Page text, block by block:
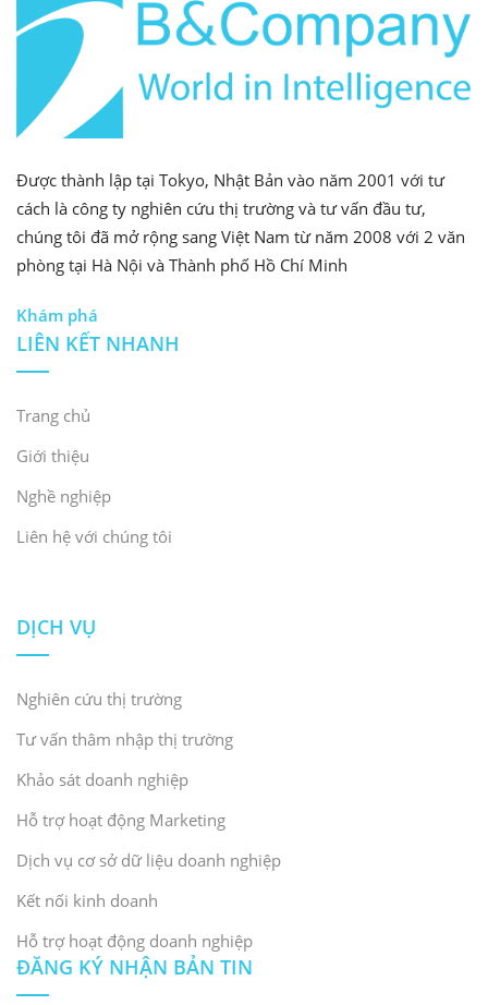
Được thành lập tại Tokyo, Nhật Bản vào năm 2001 với tư
cách là công ty nghiên cứu thị trường và tư vấn đầu tư,
chúng tôi đã mở rộng sang Việt Nam từ năm 2008 với 2 văn
phòng tại Hà Nội và Thành phố Hồ Chí Minh
Khám phá
LIÊN KẾT NHANH
Trang chủ
Giới thiệu
Nghề nghiệp
Liên hệ với chúng tôi
DỊCH VỤ
Nghiên cứu thị trường
Tư vấn thâm nhập thị trường
Khảo sát doanh nghiệp
Hỗ trợ hoạt động Marketing
Dịch vụ cơ sở dữ liệu doanh nghiệp
Kết nối kinh doanh
Hỗ trợ hoạt động doanh nghiệp
ĐĂNG KÝ NHẬN BẢN TIN